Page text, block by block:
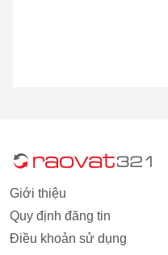
Giới thiệu
Quy định đăng tin
Điều khoản sử dụng